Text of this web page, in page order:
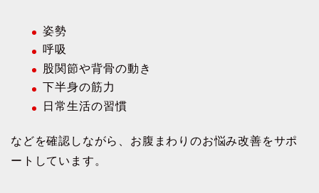
姿勢
呼吸
股関節や背骨の動き
下半身の筋力
日常生活の習慣
などを確認しながら、お腹まわりのお悩み改善をサポ
ートしています。